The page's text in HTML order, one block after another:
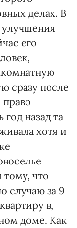
делах. В
его
сразу после
право
назад та
хотя и
что
случаю за 9
в,
доме. Как